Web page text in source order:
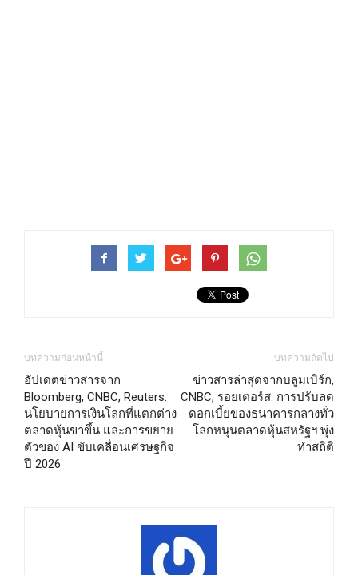
บทความก่อนหน้านี้
อัปเดตข่าวสารจาก
Bloomberg, CNBC, Reuters:
นโยบายการเงินโลกที่แตกต่าง
ตลาดหุ้นขาขึ้น และการขยาย
ตัวของ AI ขับเคลื่อนเศรษฐกิจ
ปี 2026
บทความถัดไป
ข่าวสารล่าสุดจากบลูมเบิร์ก,
CNBC, รอยเตอร์ส: การปรับลด
ดอกเบี้ยของธนาคารกลางทั่ว
โลกหนุนตลาดหุ้นสหรัฐฯ พุ่ง
ทำสถิติ